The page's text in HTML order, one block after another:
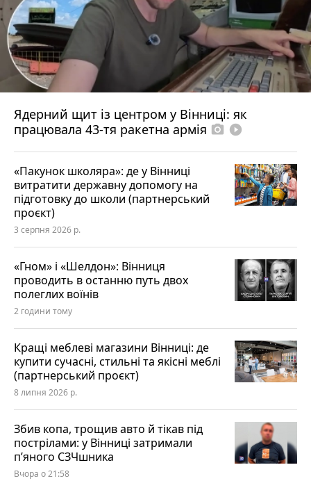
Ядерний щит із центром у Вінниці: як
працювала 43-тя ракетна армія photo_camera play_circle_filled
«Пакунок школяра»: де у Вінниці
витратити державну допомогу на
підготовку до школи (партнерський
проєкт)
3 серпня 2026 р.
«Гном» і «Шелдон»: Вінниця
проводить в останню путь двох
полеглих воїнів
2 години тому
Кращі меблеві магазини Вінниці: де
купити сучасні, стильні та якісні меблі
(партнерський проєкт)
8 липня 2026 р.
Збив копа, трощив авто й тікав під
пострілами: у Вінниці затримали
п’яного СЗЧшника
Вчора о 21:58